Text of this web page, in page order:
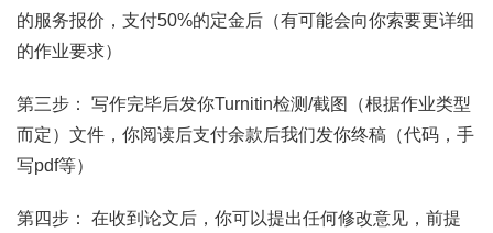
的服务报价，支付50%的定金后（有可能会向你索要更详细
的作业要求）
第三步： 写作完毕后发你Turnitin检测/截图（根据作业类型
而定）文件，你阅读后支付余款后我们发你终稿（代码，手
写pdf等）
第四步： 在收到论文后，你可以提出任何修改意见，前提